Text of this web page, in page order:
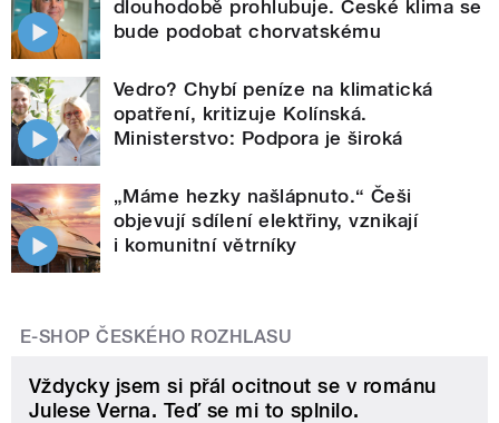
dlouhodobě prohlubuje. České klima se
bude podobat chorvatskému
Vedro? Chybí peníze na klimatická
opatření, kritizuje Kolínská.
Ministerstvo: Podpora je široká
„Máme hezky našlápnuto.“ Češi
objevují sdílení elektřiny, vznikají
i komunitní větrníky
E-SHOP ČESKÉHO ROZHLASU
Vždycky jsem si přál ocitnout se v románu
Julese Verna. Teď se mi to splnilo.